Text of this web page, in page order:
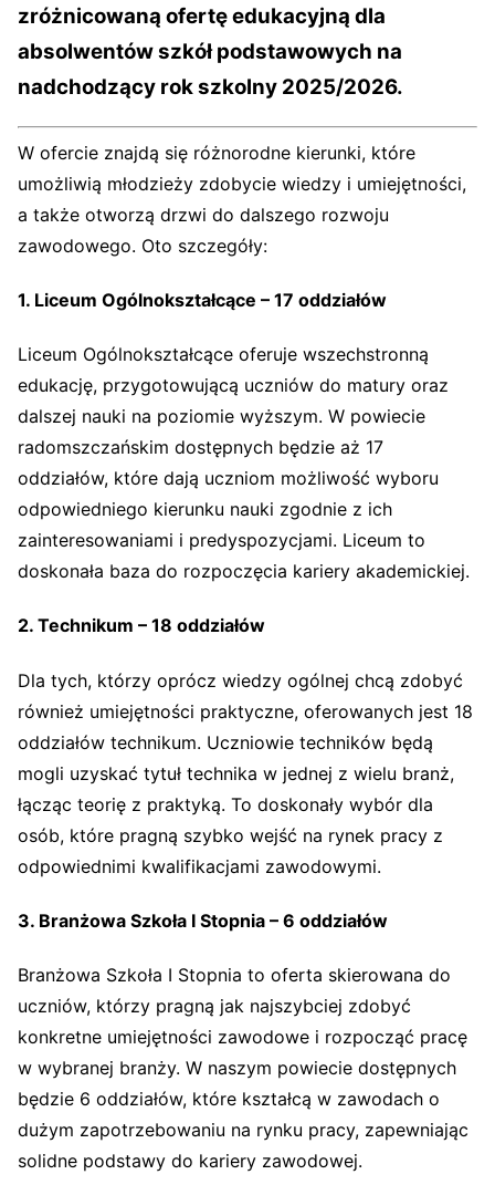
zróżnicowaną ofertę edukacyjną dla
absolwentów szkół podstawowych na
nadchodzący rok szkolny 2025/2026.
W ofercie znajdą się różnorodne kierunki, które
umożliwią młodzieży zdobycie wiedzy i umiejętności,
a także otworzą drzwi do dalszego rozwoju
zawodowego. Oto szczegóły:
1. Liceum Ogólnokształcące – 17 oddziałów
Liceum Ogólnokształcące oferuje wszechstronną
edukację, przygotowującą uczniów do matury oraz
dalszej nauki na poziomie wyższym. W powiecie
radomszczańskim dostępnych będzie aż 17
oddziałów, które dają uczniom możliwość wyboru
odpowiedniego kierunku nauki zgodnie z ich
zainteresowaniami i predyspozycjami. Liceum to
doskonała baza do rozpoczęcia kariery akademickiej.
2. Technikum – 18 oddziałów
Dla tych, którzy oprócz wiedzy ogólnej chcą zdobyć
również umiejętności praktyczne, oferowanych jest 18
oddziałów technikum. Uczniowie techników będą
mogli uzyskać tytuł technika w jednej z wielu branż,
łącząc teorię z praktyką. To doskonały wybór dla
osób, które pragną szybko wejść na rynek pracy z
odpowiednimi kwalifikacjami zawodowymi.
3. Branżowa Szkoła I Stopnia – 6 oddziałów
Branżowa Szkoła I Stopnia to oferta skierowana do
uczniów, którzy pragną jak najszybciej zdobyć
konkretne umiejętności zawodowe i rozpocząć pracę
w wybranej branży. W naszym powiecie dostępnych
będzie 6 oddziałów, które kształcą w zawodach o
dużym zapotrzebowaniu na rynku pracy, zapewniając
solidne podstawy do kariery zawodowej.